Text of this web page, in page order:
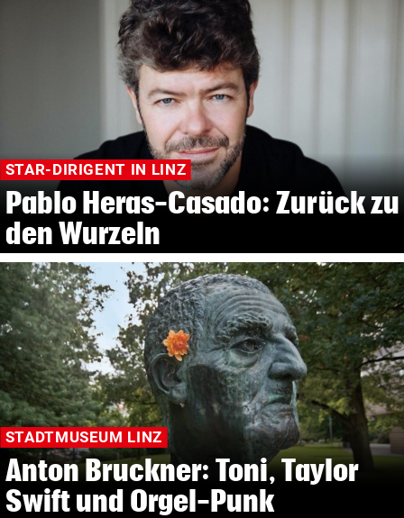
STAR-DIRIGENT IN LINZ
Pablo Heras-Casado: Zurück zu
den Wurzeln
STADTMUSEUM LINZ
Anton Bruckner: Toni, Taylor
Swift und Orgel-Punk